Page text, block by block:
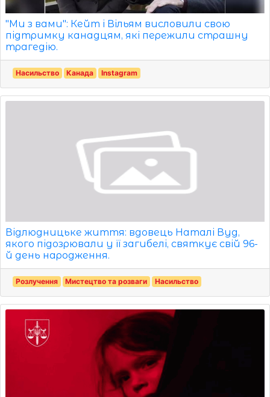
"Ми з вами": Кейт і Вільям висловили свою
підтримку канадцям, які пережили страшну
трагедію.
Насильство Канада Instagram
Відлюдницьке життя: вдовець Наталі Вуд,
якого підозрювали у її загибелі, святкує свій 96-
й день народження.
Розлучення Мистецтво та розваги Насильство